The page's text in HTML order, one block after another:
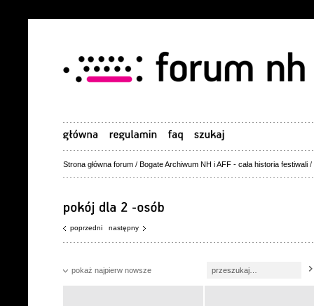
Strona główna forum / Bogate Archiwum NH i AFF - cała historia festiwali /
poprzedni następny
pokaż najpierw nowsze